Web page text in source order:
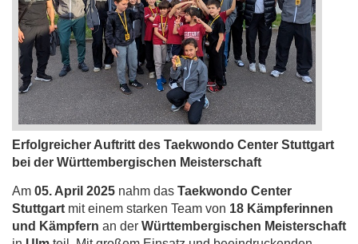
Erfolgreicher Auftritt des Taekwondo Center Stuttgart
bei der Württembergischen Meisterschaft
Am 05. April 2025 nahm das Taekwondo Center
Stuttgart mit einem starken Team von 18 Kämpferinnen
und Kämpfern an der Württembergischen Meisterschaft